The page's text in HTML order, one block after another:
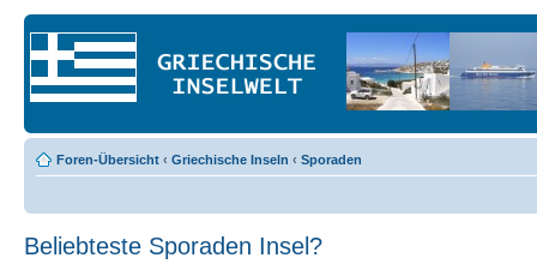
Foren-Übersicht ‹ Griechische Inseln ‹ Sporaden
Beliebteste Sporaden Insel?